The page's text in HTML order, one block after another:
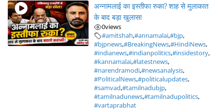
अन्नामलाई का इस्तीफा रुका? शाह से मुलाकात
के बाद बड़ा खुलासा
0views
#amitshah,#annamalai,#bjp,
#bjpnews,#BreakingNews,#HindiNews,
#indianews,#indianpolitics,#insidestory,
#kannamalai,#latestnews,
#narendramodi,#newsanalysis,
#PoliticalNews,#politicalupdates,
#samvad,#tamilnadubjp,
#tamilnadunews,#tamilnadupolitics,
#vartaprabhat